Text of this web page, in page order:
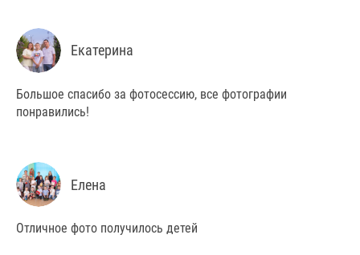
Екатерина
Большое спасибо за фотосессию, все фотографии
понравились!
Елена
Отличное фото получилось детей